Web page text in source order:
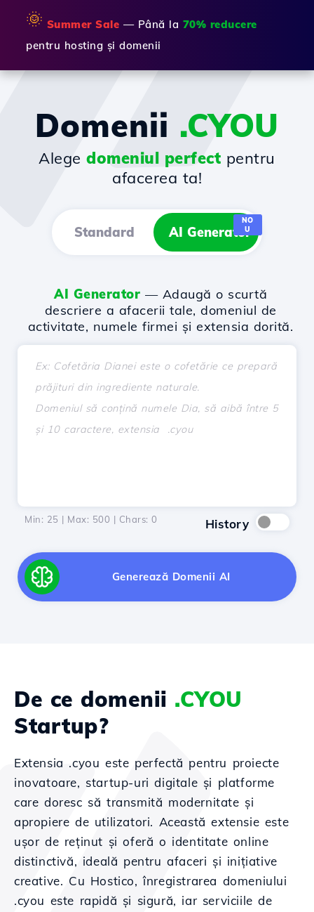
🌞 Summer Sale — Până la 70% reducere
pentru hosting și domenii
Domenii .CYOU
Alegedomeniul perfect pentru
afacerea ta!
Standard AI Generator
NO
U
AI Generator — Adaugă o scurtă
descriere a afacerii tale, domeniul de
activitate, numele firmei și extensia dorită.
Min: 25 | Max: 500 | Chars: 0 History
Generează Domenii AI
De ce domenii .CYOU
Startup?
Extensia .cyou este perfectă pentru proiecte
inovatoare, startup-uri digitale și platforme
care doresc să transmită modernitate și
apropiere de utilizatori. Această extensie este
ușor de reținut și oferă o identitate online
distinctivă, ideală pentru afaceri și inițiative
creative. Cu Hostico, înregistrarea domeniului
.cyou este rapidă și sigură, iar serviciile de